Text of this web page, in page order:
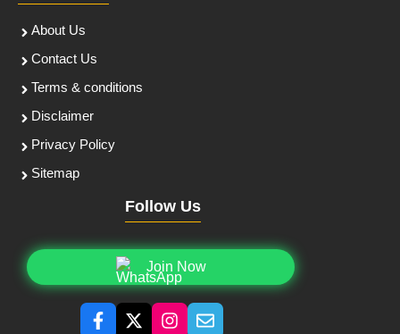
About Us
Contact Us
Terms & conditions
Disclaimer
Privacy Policy
Sitemap
Follow Us
Join Now